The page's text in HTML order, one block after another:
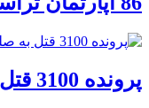
پرونده 3100 قتل به صلح و سازش ختم شد